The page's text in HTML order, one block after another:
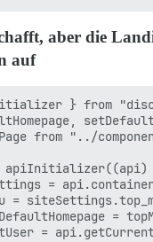
aber die
auf
} from
from "../
apiInitializer((api)
=
=
=
=